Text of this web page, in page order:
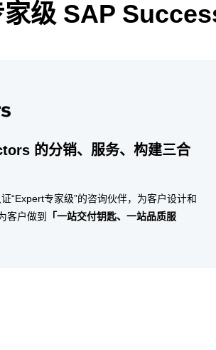
家级 SAP
的分销、服务、构建三合
“Expert专家级”的咨询伙伴，为客户设计和
客户做到
「一站交付钥匙、一站品质服